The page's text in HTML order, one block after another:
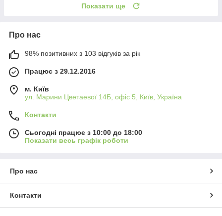
Показати ще
Про нас
98% позитивних з 103 відгуків за рік
Працює з 29.12.2016
м. Київ
ул. Марини Цветаевої 14Б, офіс 5, Київ, Україна
Контакти
Сьогодні працює з 10:00 до 18:00
Показати весь графік роботи
Про нас
Контакти